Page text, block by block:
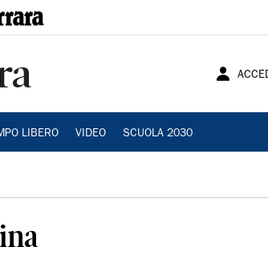
LIBERO VIDEO SCUOLA 2030